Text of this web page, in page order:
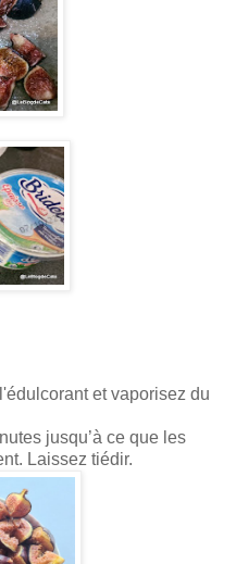
et vaporisez du
jusqu’à ce que les
Laissez tiédir.